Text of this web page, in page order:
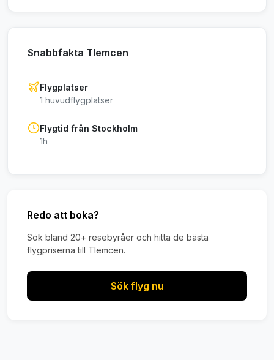
Snabbfakta Tlemcen
Flygplatser
1 huvudflygplatser
Flygtid från Stockholm
1h
Redo att boka?
Sök bland 20+ resebyråer och hitta de bästa
flygpriserna till Tlemcen.
Sök flyg nu